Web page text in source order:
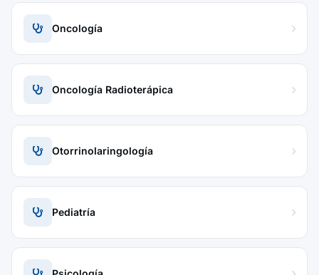
Oncología
Oncología Radioterápica
Otorrinolaringología
Pediatría